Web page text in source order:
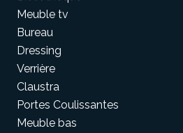
Meuble tv
Bureau
Dressing
Verrière
Claustra
Portes Coulissantes
Meuble bas